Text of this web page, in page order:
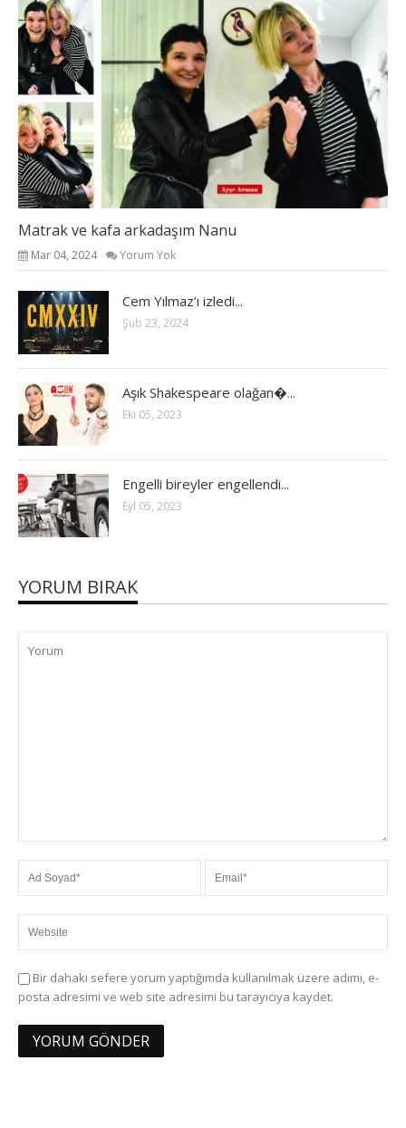
Matrak ve kafa arkadaşım Nanu
Mar 04, 2024 Yorum Yok
Cem Yılmaz’ı izledi...
Şub 23, 2024
Aşık Shakespeare olağan�...
Eki 05, 2023
Engelli bireyler engellendi...
Eyl 05, 2023
YORUM BIRAK
Bir dahaki sefere yorum yaptığımda kullanılmak üzere adımı, e-
posta adresimi ve web site adresimi bu tarayıcıya kaydet.